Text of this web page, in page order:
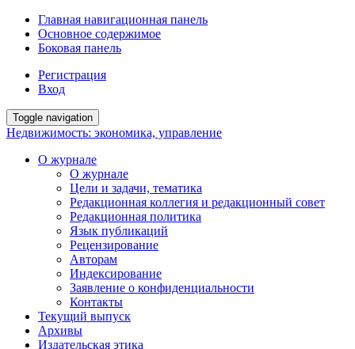
Главная навигационная панель
Основное содержимое
Боковая панель
Регистрация
Вход
Toggle navigation
Недвижимость: экономика, управление
О журнале
О журнале
Цели и задачи, тематика
Редакционная коллегия и редакционный совет
Редакционная политика
Язык публикаций
Рецензирование
Авторам
Индексирование
Заявление о конфиденциальности
Контакты
Текущий выпуск
Архивы
Издательская этика